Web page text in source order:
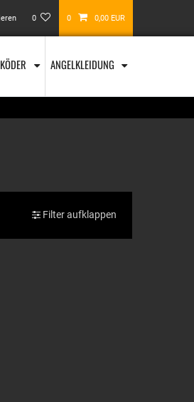
0 0 0,00 EUR
ANGELKLEIDUNG
Filter aufklappen